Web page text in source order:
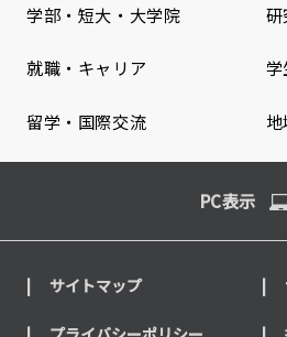
学部・短大・大学院 研
就職・キャリア
留学・国際交流
PC表示
サイトマップ